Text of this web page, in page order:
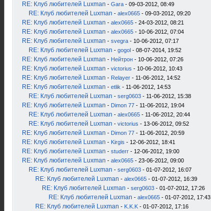
RE: Клуб любителей Luxman - Gara - 09-03-2012, 08:49
RE: Клуб любителей Luxman - alex0665 - 09-03-2012, 09:20
RE: Клуб любителей Luxman - alex0665 - 24-03-2012, 08:21
RE: Клуб любителей Luxman - alex0665 - 10-06-2012, 07:04
RE: Клуб любителей Luxman - svegra - 10-06-2012, 07:17
RE: Клуб любителей Luxman - gogol - 08-07-2014, 19:52
RE: Клуб любителей Luxman - Нейтрон - 10-06-2012, 07:26
RE: Клуб любителей Luxman - victorius - 10-06-2012, 10:43
RE: Клуб любителей Luxman - Relayer - 11-06-2012, 14:52
RE: Клуб любителей Luxman - etlik - 11-06-2012, 14:53
RE: Клуб любителей Luxman - serg0603 - 11-06-2012, 15:38
RE: Клуб любителей Luxman - Dimon 77 - 11-06-2012, 19:04
RE: Клуб любителей Luxman - alex0665 - 11-06-2012, 20:44
RE: Клуб любителей Luxman - victorius - 13-06-2012, 09:52
RE: Клуб любителей Luxman - Dimon 77 - 11-06-2012, 20:59
RE: Клуб любителей Luxman - Kirgis - 12-06-2012, 18:41
RE: Клуб любителей Luxman - studerr - 12-06-2012, 19:00
RE: Клуб любителей Luxman - alex0665 - 23-06-2012, 09:00
RE: Клуб любителей Luxman - serg0603 - 01-07-2012, 16:07
RE: Клуб любителей Luxman - alex0665 - 01-07-2012, 16:39
RE: Клуб любителей Luxman - serg0603 - 01-07-2012, 17:26
RE: Клуб любителей Luxman - alex0665 - 01-07-2012, 17:43
RE: Клуб любителей Luxman - K.K.K - 01-07-2012, 17:16